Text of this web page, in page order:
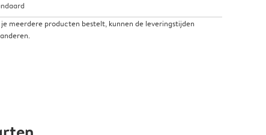
je meerdere producten bestelt, kunnen de leveringstijden